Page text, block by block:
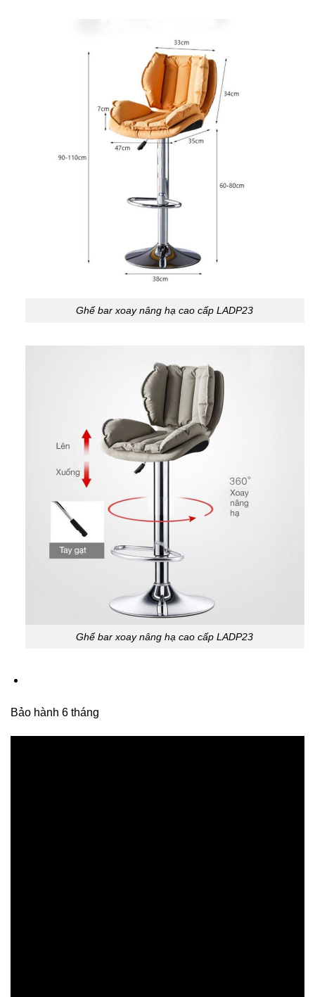
Ghế bar xoay nâng hạ cao cấp LADP23
Ghế bar xoay nâng hạ cao cấp LADP23
Bảo hành 6 tháng